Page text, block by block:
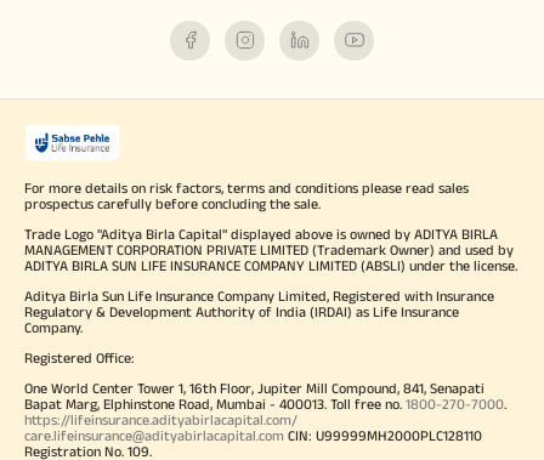
For more details on risk factors, terms and conditions please read sales
prospectus carefully before concluding the sale.
Trade Logo "Aditya Birla Capital" displayed above is owned by ADITYA BIRLA
MANAGEMENT CORPORATION PRIVATE LIMITED (Trademark Owner) and used by
ADITYA BIRLA SUN LIFE INSURANCE COMPANY LIMITED (ABSLI) under the license.
Aditya Birla Sun Life Insurance Company Limited, Registered with Insurance
Regulatory & Development Authority of India (IRDAI) as Life Insurance
Company.
Registered Office:
One World Center Tower 1, 16th Floor, Jupiter Mill Compound, 841, Senapati
Bapat Marg, Elphinstone Road, Mumbai - 400013. Toll free no. 1800-270-7000.
https://lifeinsurance.adityabirlacapital.com/
care.lifeinsurance@adityabirlacapital.com CIN: U99999MH2000PLC128110
Registration No. 109.